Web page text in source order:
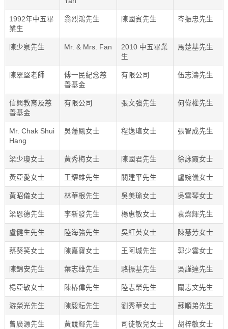
1992年中五畢
業生
翁烈鴻先生 陳國賓先生 岑振忠先生
陳少泉先生 Mr. & Mrs. Fan
2010 中五畢業
生
馬楚基先生
陳翠堅老師
傅一民紀念慈
善基金
有限公司 伍志濤先生
信興教育及慈
善基金
有限公司 張文強先生 何偉權先生
Mr. Chak Shui
Hang
吳藩鳳女士 程逸瑄女士 張智成先生
梁少瓊女士 黃秀梅女士 陳國君先生 徐詠霞女士
黃亞愛女士 王耀雄先生 關建平先生 盧婉儀女士
黃昭儀女士 林華根先生 吳美瑜女士 吳雪琴女士
梁恩德先生 李新發先生 楊惠敏女士 袁燦輝先生
盧健生先生 陸海強先生 吳紅英女士 陳慧芳女士
蔡葵笑女士 陳嘉寶女士 王阿城先生 郭少雲女士
陳錦安先生 葉志雄先生 駱振基先生 吳謹達先生
楊亞敏女士 陳椿偉先生 陸志榮先生 關志文先生
游榮光先生 陳毅耘先生 劉秀華女士 蘇順弟先生
曾廣源先生 黃競輝先生 司徒敏兒女士 胡梓敏女士